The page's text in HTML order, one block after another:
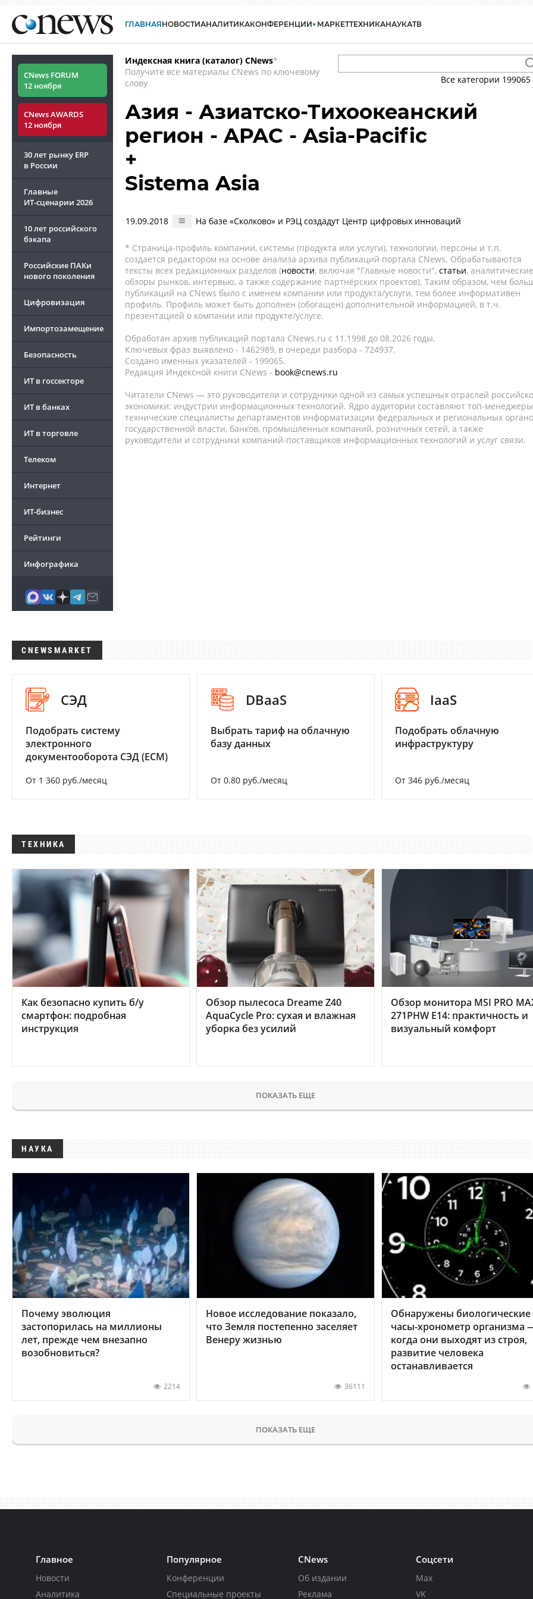
ГЛАВНАЯНОВОСТИАНАЛИТИКАКОНФЕРЕНЦИИ МАРКЕТТЕХНИКАНАУКАТВ
CNews FORUM
12 ноября
CNews AWARDS
12 ноября
30 лет рынку ERP
в России
Главные
ИТ-сценарии 2026
10 лет российского
бэкапа
Российские ПАКи
нового поколения
Цифровизация
Импортозамещение
Безопасность
ИТ в госсекторе
ИТ в банках
ИТ в торговле
Телеком
Интернет
ИТ-бизнес
Рейтинги
Инфографика
Индексная книга (каталог) CNews*
Получите все материалы CNews по ключевому
слову
Все категории 199065
Азия - Азиатско-Тихоокеанский
регион - APAC - Asia-Pacific
+
Sistema Asia
19.09.2018 На базе «Сколково» и РЭЦ создадут Центр цифровых инноваций
* Страница-профиль компании, системы (продукта или услуги), технологии, персоны и т.п.
создается редактором на основе анализа архива публикаций портала CNews. Обрабатываются
тексты всех редакционных разделов (новости, включая "Главные новости", статьи, аналитические
обзоры рынков, интервью, а также содержание партнёрских проектов). Таким образом, чем
публикаций на CNews было с именем компании или продукта/услуги, тем более информативен
профиль. Профиль может быть дополнен (обогащен) дополнительной информацией, в т.ч.
презентацией о компании или продукте/услуге.
Обработан архив публикаций портала CNews.ru c 11.1998 до 08.2026 годы.
Ключевых фраз выявлено - 1462989, в очереди разбора - 724937.
Создано именных указателей - 199065.
Редакция Индексной книги CNews - book@cnews.ru
Читатели CNews — это руководители и сотрудники одной из самых успешных отраслей
экономики: индустрии информационных технологий. Ядро аудитории составляют топ-
технические специалисты департаментов информатизации федеральных и региональных
государственной власти, банков, промышленных компаний, розничных сетей, а также
руководители и сотрудники компаний-поставщиков информационных технологий и услуг связи.
CNEWSMARKET
СЭД
Подобрать систему
электронного
документооборота СЭД (ECM)
От 1 360 руб./месяц
DBaaS
Выбрать тариф на облачную
базу данных
От 0.80 руб./месяц
IaaS
Подобрать облачную
инфраструктуру
От 346 руб./месяц
ТЕХНИКА
Как безопасно купить б/у
смартфон: подробная
инструкция
Обзор пылесоса Dreame Z40
AquaCycle Pro: сухая и влажная
уборка без усилий
Обзор монитора MSI PRO
271PHW E14: практичность и
визуальный комфорт
ПОКАЗАТЬ ЕЩЕ
НАУКА
Почему эволюция
застопорилась на миллионы
лет, прежде чем внезапно
возобновиться?
2214
Новое исследование показало,
что Земля постепенно заселяет
Венеру жизнью
36111
Обнаружены биологические
часы-хронометр организма
когда они выходят из строя,
развитие человека
останавливается
ПОКАЗАТЬ ЕЩЕ
Главное
Новости
Аналитика
Популярное
Конференции
Специальные проекты
CNews
Об издании
Реклама
Соцсети
Max
VK